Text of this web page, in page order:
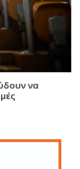
να